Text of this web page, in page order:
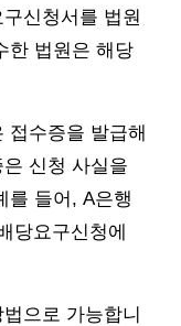
신청서를 법원
한 법원은 해당
접수증을 발급해
신청 사실을
를 들어, A은행
당요구신청에
으로 가능합니